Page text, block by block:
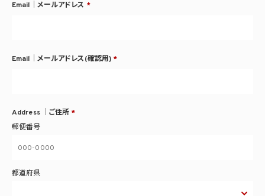
Email｜メールアドレス *
Email｜メールアドレス(確認用) *
Address ｜ご住所 *
郵便番号
都道府県